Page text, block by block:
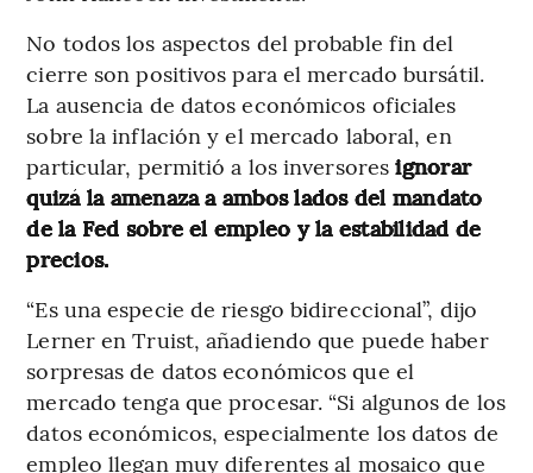
No todos los aspectos del probable fin del
cierre son positivos para el mercado bursátil.
La ausencia de datos económicos oficiales
sobre la inflación y el mercado laboral, en
particular, permitió a los inversores ignorar
quizá la amenaza a ambos lados del mandato
de la Fed sobre el empleo y la estabilidad de
precios.
“Es una especie de riesgo bidireccional”, dijo
Lerner en Truist, añadiendo que puede haber
sorpresas de datos económicos que el
mercado tenga que procesar. “Si algunos de los
datos económicos, especialmente los datos de
empleo llegan muy diferentes al mosaico que